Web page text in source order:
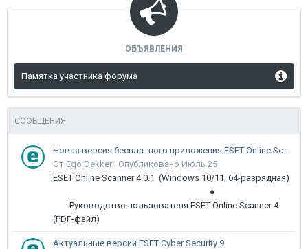
ОБЪЯВЛЕНИЯ
Памятка участника форума
СООБЩЕНИЯ
Новая версия бесплатного приложения ESET Online Scanner доступна пользователям
От Ego Dekker · Опубликовано Июль 25
ESET Online Scanner 4.0.1 (Windows 10/11, 64-разрядная)
●
Руководство пользователя ESET Online Scanner 4
(PDF-файл)
Актуальные версии ESET Cyber Security 9